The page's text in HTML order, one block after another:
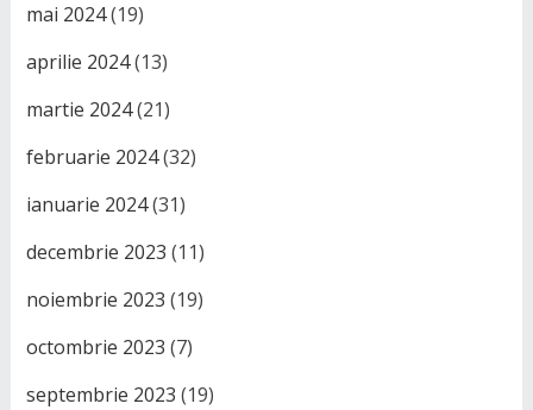
mai 2024(19)
aprilie 2024(13)
martie 2024(21)
februarie 2024(32)
ianuarie 2024(31)
decembrie 2023 (11)
noiembrie 2023 (19)
octombrie 2023 (7)
septembrie 2023 (19)